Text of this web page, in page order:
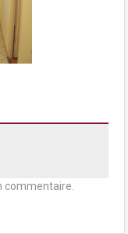
commentaire.